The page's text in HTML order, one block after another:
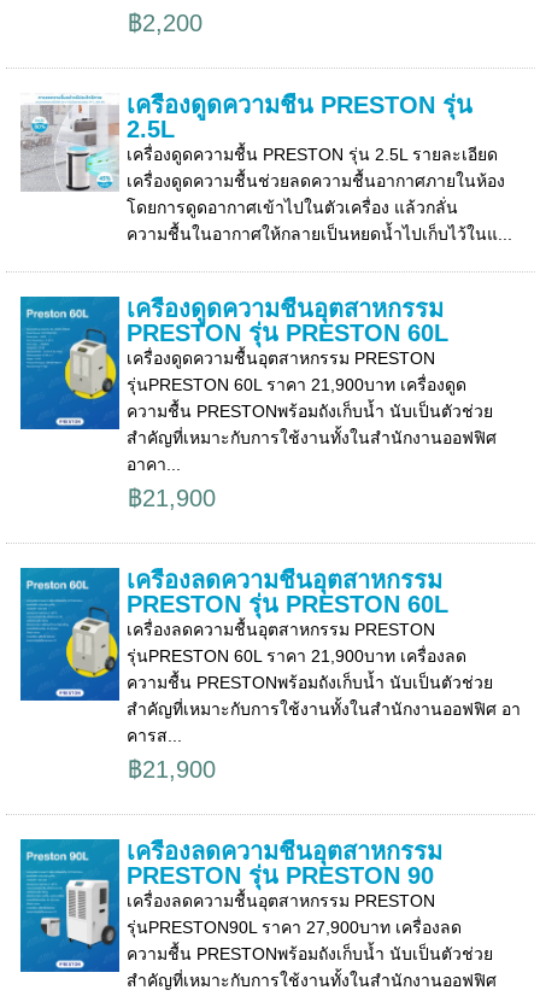
฿2,200
เครื่องดูดความชื้น PRESTON รุ่น
2.5L
เครื่องดูดความชื้น PRESTON รุ่น 2.5L รายละเอียด
เครื่องดูดความชื้นช่วยลดความชื้นอากาศภายในห้อง
โดยการดูดอากาศเข้าไปในตัวเครื่อง แล้วกลั่น
ความชื้นในอากาศให้กลายเป็นหยดน้ำไปเก็บไว้ในแ...
เครื่องดูดความชื้นอุตสาหกรรม
PRESTON รุ่น PRESTON 60L
เครื่องดูดความชื้นอุตสาหกรรม PRESTON
รุ่นPRESTON 60L ราคา 21,900บาท เครื่องดูด
ความชื้น PRESTONพร้อมถังเก็บน้ำ นับเป็นตัวช่วย
สำคัญที่เหมาะกับการใช้งานทั้งในสำนักงานออฟฟิศ
อาคา...
฿21,900
เครื่องลดความชื้นอุตสาหกรรม
PRESTON รุ่น PRESTON 60L
เครื่องลดความชื้นอุตสาหกรรม PRESTON
รุ่นPRESTON 60L ราคา 21,900บาท เครื่องลด
ความชื้น PRESTONพร้อมถังเก็บน้ำ นับเป็นตัวช่วย
สำคัญที่เหมาะกับการใช้งานทั้งในสำนักงานออฟฟิศ อา
คารส...
฿21,900
เครื่องลดความชื้นอุตสาหกรรม
PRESTON รุ่น PRESTON 90
เครื่องลดความชื้นอุตสาหกรรม PRESTON
รุ่นPRESTON90L ราคา 27,900บาท เครื่องลด
ความชื้น PRESTONพร้อมถังเก็บน้ำ นับเป็นตัวช่วย
สำคัญที่เหมาะกับการใช้งานทั้งในสำนักงานออฟฟิศ